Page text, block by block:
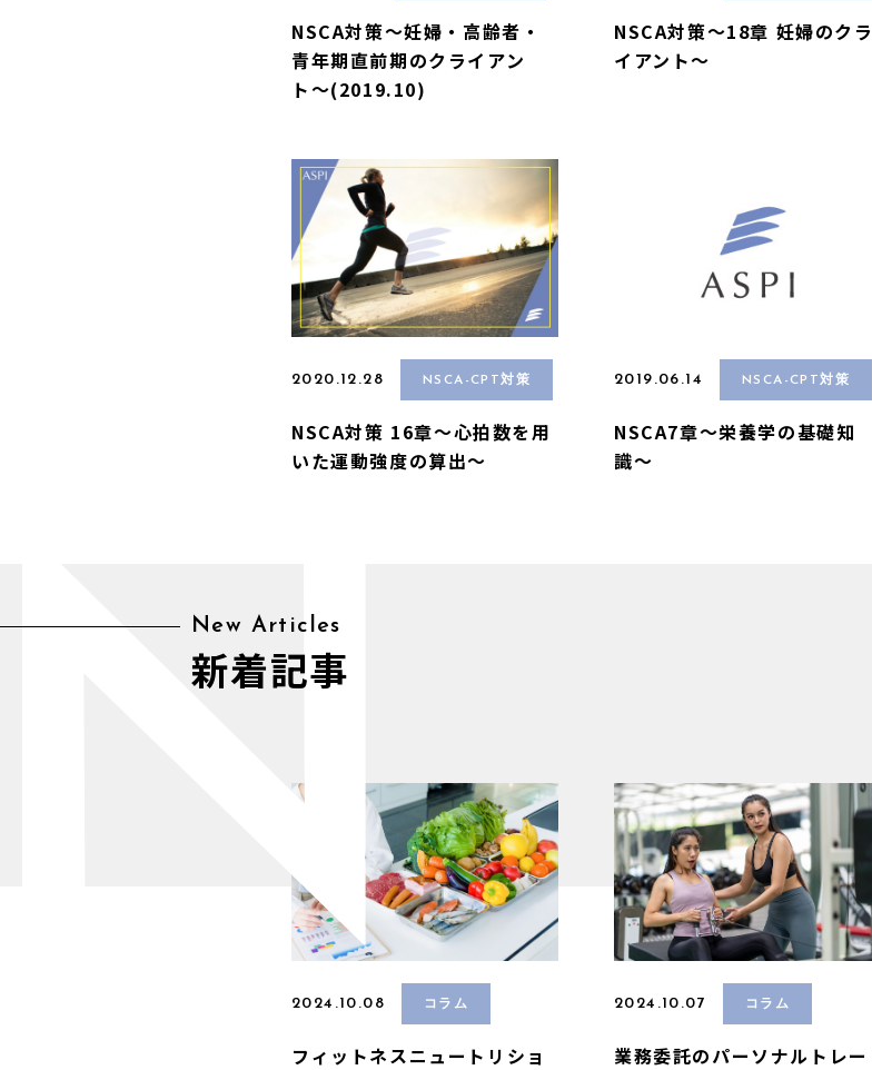
NSCA対策〜妊婦・高齢者・
青年期直前期のクライアン
ト〜(2019.10)
NSCA対策〜18章 妊婦のクラ
イアント〜
2020.12.28 NSCA-CPT対策
NSCA対策 16章〜心拍数を用
いた運動強度の算出〜
2019.06.14 NSCA-CPT対策
NSCA7章〜栄養学の基礎知
識〜
New Articles
新着記事
2024.10.08 コラム
フィットネスニュートリショ
2024.10.07 コラム
業務委託のパーソナルトレー